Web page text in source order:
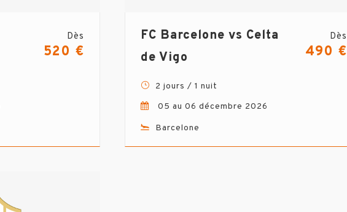
Dès
520 €
FC Barcelone vs Celta
de Vigo
Dès
490 €
2 jours / 1 nuit
05 au 06 décembre 2026
Barcelone